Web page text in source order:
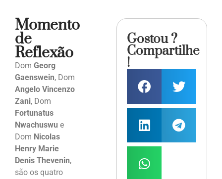
Momento
de
Reflexão
Dom Georg
Gaenswein, Dom
Angelo Vincenzo
Zani, Dom
Fortunatus
Nwachuswu e
Dom Nicolas
Henry Marie
Denis Thevenin,
são os quatro
Gostou ?
Compartilhe
!